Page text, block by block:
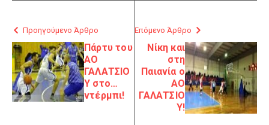
Προηγούμενο Άρθρο
Πάρτυ του
ΑΟ
ΓΑΛΑΤΣΙΟ
Υ στο…
ντέρμπι!
Επόμενο Άρθρο
Νίκη και
στη
Παιανία ο
ΑΟ
ΓΑΛΑΤΣΙΟ
Υ!